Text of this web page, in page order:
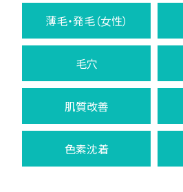
薄毛・発毛（女性）
毛穴
肌質改善
色素沈着